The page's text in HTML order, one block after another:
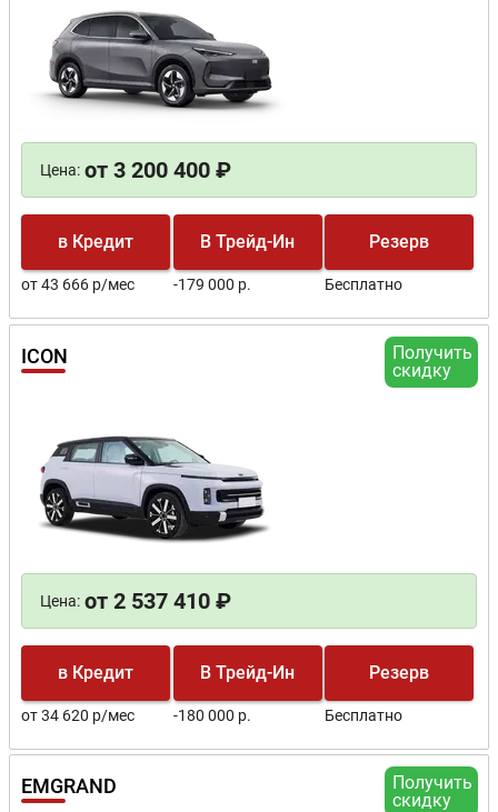
Цена: от 3 200 400 ₽
в Кредит
от 43 666 р/мес
В Трейд-Ин
-179 000 р.
Резерв
Бесплатно
Получить
скидку
ICON
Цена: от 2 537 410 ₽
в Кредит
от 34 620 р/мес
В Трейд-Ин
-180 000 р.
Резерв
Бесплатно
Получить
скидку
EMGRAND